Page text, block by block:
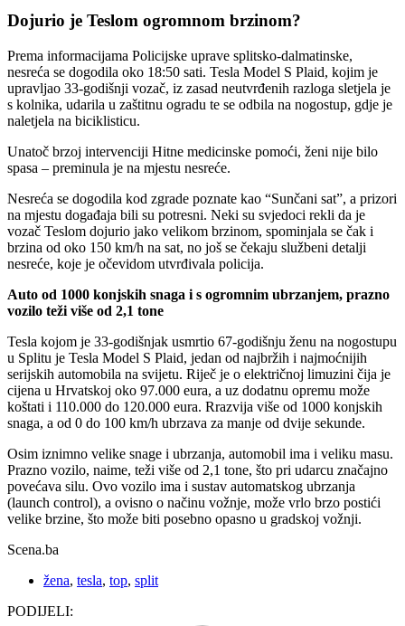
Dojurio je Teslom ogromnom brzinom?
Prema informacijama Policijske uprave splitsko-dalmatinske,
nesreća se dogodila oko 18:50 sati. Tesla Model S Plaid, kojim je
upravljao 33-godišnji vozač, iz zasad neutvrđenih razloga sletjela je
s kolnika, udarila u zaštitnu ogradu te se odbila na nogostup, gdje je
naletjela na biciklisticu.
Unatoč brzoj intervenciji Hitne medicinske pomoći, ženi nije bilo
spasa – preminula je na mjestu nesreće.
Nesreća se dogodila kod zgrade poznate kao “Sunčani sat”, a prizori
na mjestu događaja bili su potresni. Neki su svjedoci rekli da je
vozač Teslom dojurio jako velikom brzinom, spominjala se čak i
brzina od oko 150 km/h na sat, no još se čekaju službeni detalji
nesreće, koje je očevidom utvrđivala policija.
Auto od 1000 konjskih snaga i s ogromnim ubrzanjem, prazno
vozilo teži više od 2,1 tone
Tesla kojom je 33-godišnjak usmrtio 67-godišnju ženu na nogostupu
u Splitu je Tesla Model S Plaid, jedan od najbržih i najmoćnijih
serijskih automobila na svijetu. Riječ je o električnoj limuzini čija je
cijena u Hrvatskoj oko 97.000 eura, a uz dodatnu opremu može
koštati i 110.000 do 120.000 eura. Rrazvija više od 1000 konjskih
snaga, a od 0 do 100 km/h ubrzava za manje od dvije sekunde.
Osim iznimno velike snage i ubrzanja, automobil ima i veliku masu.
Prazno vozilo, naime, teži više od 2,1 tone, što pri udarcu značajno
povećava silu. Ovo vozilo ima i sustav automatskog ubrzanja
(launch control), a ovisno o načinu vožnje, može vrlo brzo postići
velike brzine, što može biti posebno opasno u gradskoj vožnji.
Scena.ba
žena, tesla, top, split
PODIJELI: